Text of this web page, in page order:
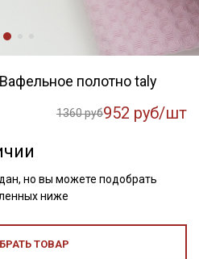
полотно taly
1360 руб952 руб/шт
но вы можете подобрать
ниже
ТОВАР